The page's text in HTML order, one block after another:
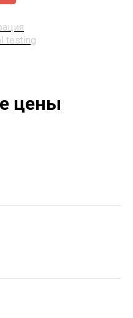
testing
цены